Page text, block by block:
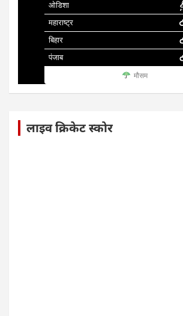
ओडिशा
महाराष्ट्र
बिहार
पंजाब
मौसम
लाइव क्रिकेट स्कोर